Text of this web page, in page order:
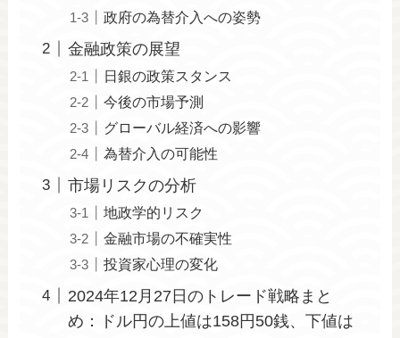
政府の為替介入への姿勢
金融政策の展望
日銀の政策スタンス
今後の市場予測
グローバル経済への影響
為替介入の可能性
市場リスクの分析
地政学的リスク
金融市場の不確実性
投資家心理の変化
2024年12月27日のトレード戦略まと
め：ドル円の上値は158円50銭、下値は